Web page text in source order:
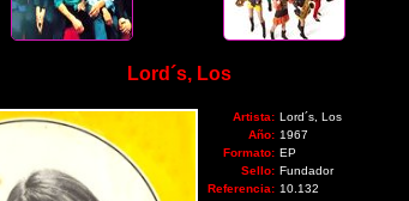
Lord´s, Los
Artista: Lord´s, Los
Año: 1967
Formato: EP
Sello: Fundador
Referencia: 10.132